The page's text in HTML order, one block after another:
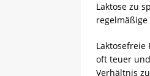
Laktose zu
oft teuer
Verhältnis